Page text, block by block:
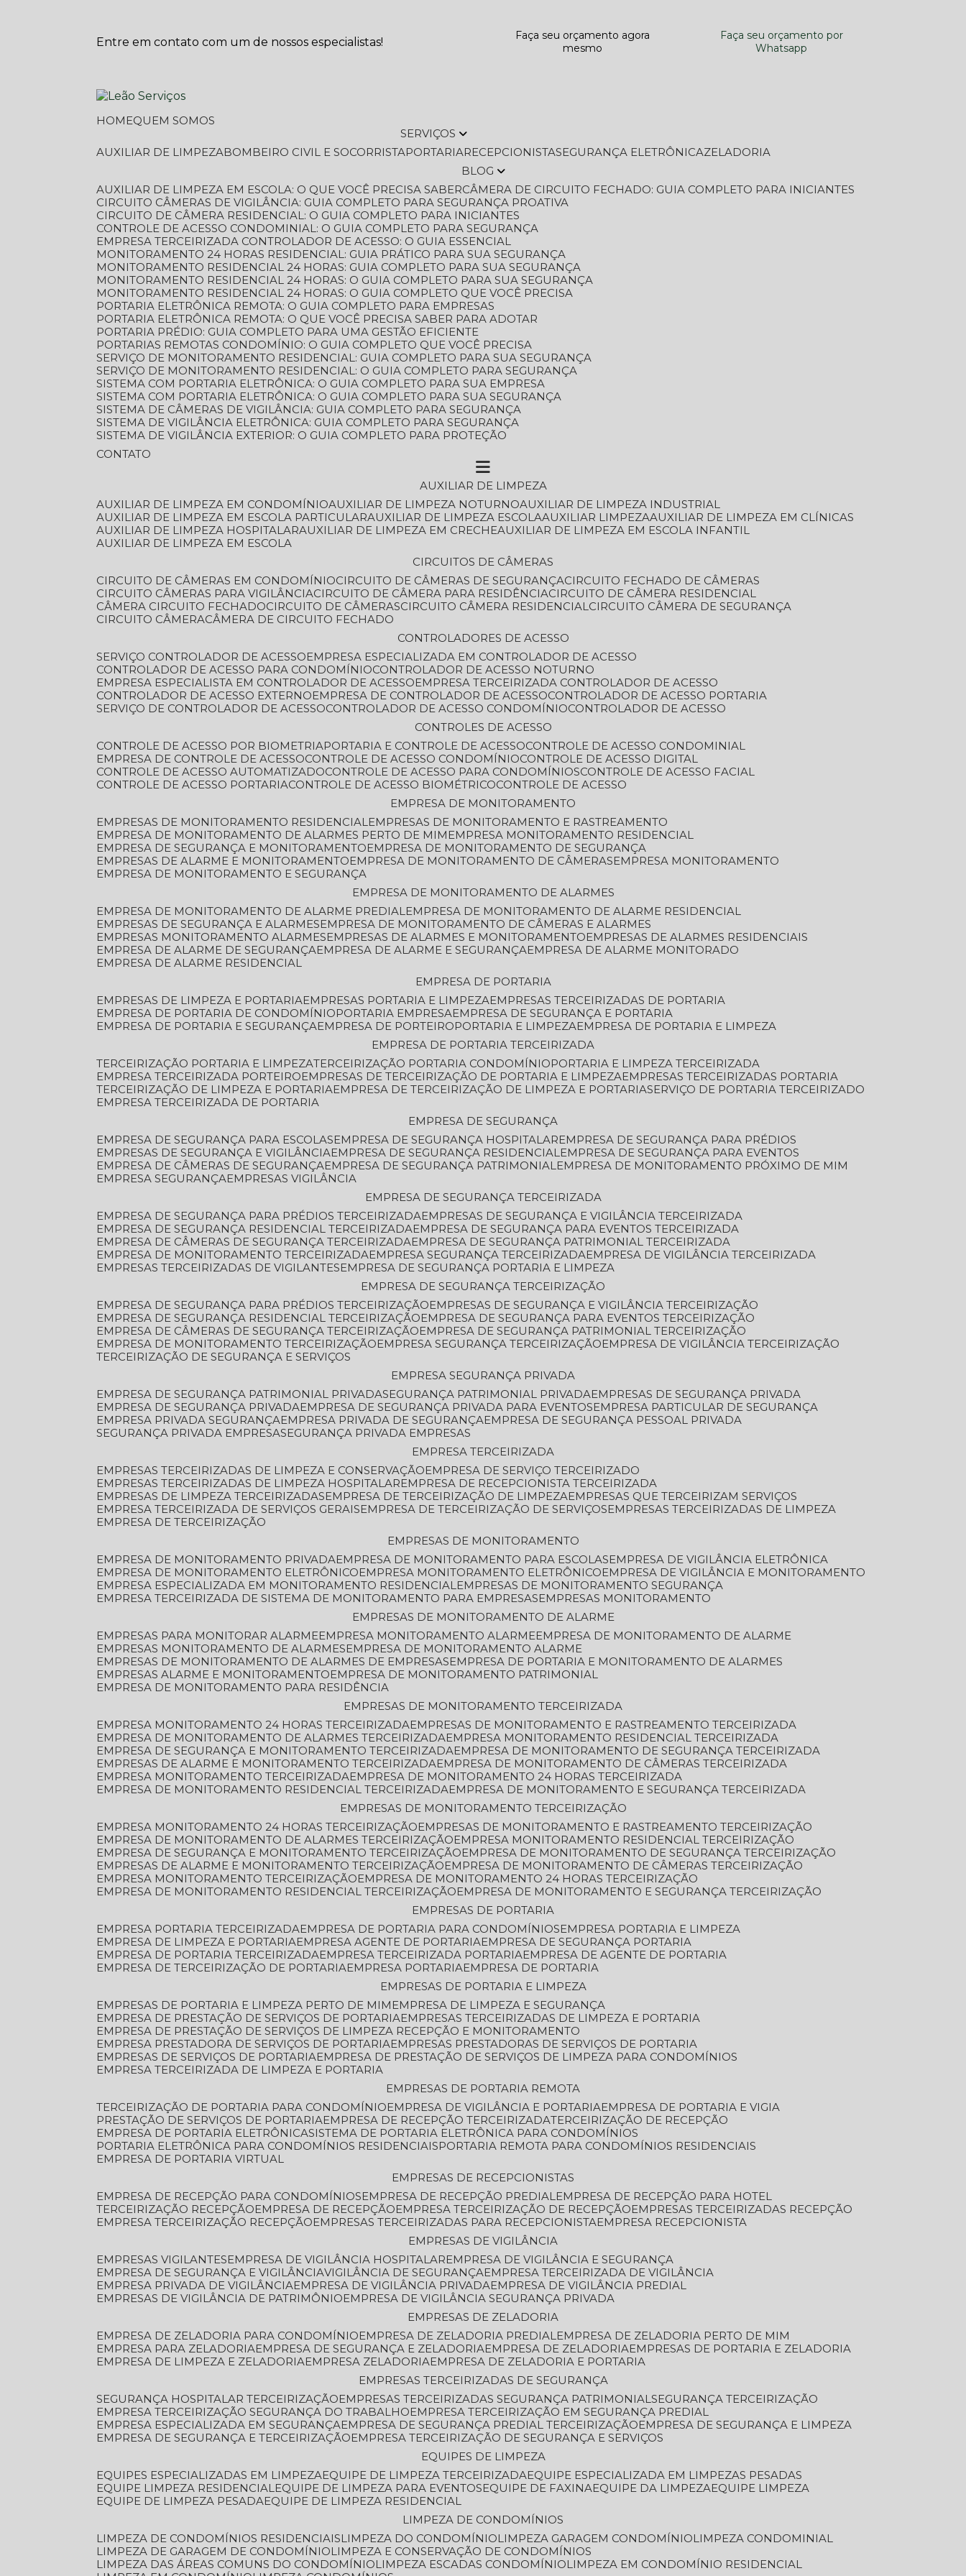
Entre em contato com um de nossos especialistas!
Faça seu orçamento agora
mesmo
Faça seu orçamento por
Whatsapp
HOME
QUEM SOMOS
SERVIÇOS
AUXILIAR DE LIMPEZA
BOMBEIRO CIVIL E SOCORRISTA PORTARIA RECEPCIONISTA SEGURANÇA ELETRÔNICA
ZELADORIA
BLOG
AUXILIAR DE LIMPEZA EM ESCOLA: O QUE VOCÊ PRECISA SABER
CÂMERA DE CIRCUITO FECHADO: GUIA COMPLETO PARA INICIANTES
CIRCUITO CÂMERAS DE VIGILÂNCIA: GUIA COMPLETO PARA SEGURANÇA PROATIVA
CIRCUITO DE CÂMERA RESIDENCIAL: O GUIA COMPLETO PARA INICIANTES
CONTROLE DE ACESSO CONDOMINIAL: O GUIA COMPLETO PARA SEGURANÇA
EMPRESA TERCEIRIZADA CONTROLADOR DE ACESSO: O GUIA ESSENCIAL
MONITORAMENTO 24 HORAS RESIDENCIAL: GUIA PRÁTICO PARA SUA SEGURANÇA
MONITORAMENTO RESIDENCIAL 24 HORAS: GUIA COMPLETO PARA SUA SEGURANÇA
MONITORAMENTO RESIDENCIAL 24 HORAS: O GUIA COMPLETO PARA SUA SEGURANÇA
MONITORAMENTO RESIDENCIAL 24 HORAS: O GUIA COMPLETO QUE VOCÊ PRECISA
PORTARIA ELETRÔNICA REMOTA: O GUIA COMPLETO PARA EMPRESAS
PORTARIA ELETRÔNICA REMOTA: O QUE VOCÊ PRECISA SABER PARA ADOTAR
PORTARIA PRÉDIO: GUIA COMPLETO PARA UMA GESTÃO EFICIENTE
PORTARIAS REMOTAS CONDOMÍNIO: O GUIA COMPLETO QUE VOCÊ PRECISA
SERVIÇO DE MONITORAMENTO RESIDENCIAL: GUIA COMPLETO PARA SUA SEGURANÇA
SERVIÇO DE MONITORAMENTO RESIDENCIAL: O GUIA COMPLETO PARA SEGURANÇA
SISTEMA COM PORTARIA ELETRÔNICA: O GUIA COMPLETO PARA SUA EMPRESA
SISTEMA COM PORTARIA ELETRÔNICA: O GUIA COMPLETO PARA SUA SEGURANÇA
SISTEMA DE CÂMERAS DE VIGILÂNCIA: GUIA COMPLETO PARA SEGURANÇA
SISTEMA DE VIGILÂNCIA ELETRÔNICA: GUIA COMPLETO PARA SEGURANÇA
SISTEMA DE VIGILÂNCIA EXTERIOR: O GUIA COMPLETO PARA PROTEÇÃO
CONTATO
AUXILIAR DE LIMPEZA
AUXILIAR DE LIMPEZA EM CONDOMÍNIO
AUXILIAR DE LIMPEZA NOTURNO
AUXILIAR DE LIMPEZA INDUSTRIAL
AUXILIAR DE LIMPEZA EM ESCOLA PARTICULAR
AUXILIAR DE LIMPEZA ESCOLA AUXILIAR LIMPEZA
AUXILIAR DE LIMPEZA EM CLÍNICAS
AUXILIAR DE LIMPEZA HOSPITALAR
AUXILIAR DE LIMPEZA EM CRECHE
AUXILIAR DE LIMPEZA EM ESCOLA INFANTIL
AUXILIAR DE LIMPEZA EM ESCOLA
CIRCUITOS DE CÂMERAS
CIRCUITO DE CÂMERAS EM CONDOMÍNIO
CIRCUITO DE CÂMERAS DE SEGURANÇA
CIRCUITO FECHADO DE CÂMERAS
CIRCUITO CÂMERAS PARA VIGILÂNCIA
CIRCUITO DE CÂMERA PARA RESIDÊNCIA
CIRCUITO DE CÂMERA RESIDENCIAL
CÂMERA CIRCUITO FECHADO
CIRCUITO DE CÂMERAS CIRCUITO CÂMERA RESIDENCIAL
CIRCUITO CÂMERA DE SEGURANÇA
CIRCUITO CÂMERA
CÂMERA DE CIRCUITO FECHADO
CONTROLADORES DE ACESSO
SERVIÇO CONTROLADOR DE ACESSO
EMPRESA ESPECIALIZADA EM CONTROLADOR DE ACESSO
CONTROLADOR DE ACESSO PARA CONDOMÍNIO
CONTROLADOR DE ACESSO NOTURNO
EMPRESA ESPECIALISTA EM CONTROLADOR DE ACESSO
EMPRESA TERCEIRIZADA CONTROLADOR DE ACESSO
CONTROLADOR DE ACESSO EXTERNO
EMPRESA DE CONTROLADOR DE ACESSO
CONTROLADOR DE ACESSO PORTARIA
SERVIÇO DE CONTROLADOR DE ACESSO
CONTROLADOR DE ACESSO CONDOMÍNIO
CONTROLADOR DE ACESSO
CONTROLES DE ACESSO
CONTROLE DE ACESSO POR BIOMETRIA
PORTARIA E CONTROLE DE ACESSO
CONTROLE DE ACESSO CONDOMINIAL
EMPRESA DE CONTROLE DE ACESSO
CONTROLE DE ACESSO CONDOMÍNIO
CONTROLE DE ACESSO DIGITAL
CONTROLE DE ACESSO AUTOMATIZADO
CONTROLE DE ACESSO PARA CONDOMÍNIOS
CONTROLE DE ACESSO FACIAL
CONTROLE DE ACESSO PORTARIA CONTROLE DE ACESSO BIOMÉTRICO
CONTROLE DE ACESSO
EMPRESA DE MONITORAMENTO
EMPRESAS DE MONITORAMENTO RESIDENCIAL
EMPRESAS DE MONITORAMENTO E RASTREAMENTO
EMPRESA DE MONITORAMENTO DE ALARMES PERTO DE MIM
EMPRESA MONITORAMENTO RESIDENCIAL
EMPRESA DE SEGURANÇA E MONITORAMENTO
EMPRESA DE MONITORAMENTO DE SEGURANÇA
EMPRESAS DE ALARME E MONITORAMENTO
EMPRESA DE MONITORAMENTO DE CÂMERAS
EMPRESA MONITORAMENTO
EMPRESA DE MONITORAMENTO E SEGURANÇA
EMPRESA DE MONITORAMENTO DE ALARMES
EMPRESA DE MONITORAMENTO DE ALARME PREDIAL
EMPRESA DE MONITORAMENTO DE ALARME RESIDENCIAL
EMPRESAS DE SEGURANÇA E ALARMES
EMPRESA DE MONITORAMENTO DE CÂMERAS E ALARMES
EMPRESAS MONITORAMENTO ALARMES
EMPRESAS DE ALARMES E MONITORAMENTO
EMPRESAS DE ALARMES RESIDENCIAIS
EMPRESA DE ALARME DE SEGURANÇA
EMPRESA DE ALARME E SEGURANÇA
EMPRESA DE ALARME MONITORADO
EMPRESA DE ALARME RESIDENCIAL
EMPRESA DE PORTARIA
EMPRESAS DE LIMPEZA E PORTARIA
EMPRESAS PORTARIA E LIMPEZA
EMPRESAS TERCEIRIZADAS DE PORTARIA
EMPRESA DE PORTARIA DE CONDOMÍNIO
PORTARIA EMPRESA
EMPRESA DE SEGURANÇA E PORTARIA
EMPRESA DE PORTARIA E SEGURANÇA
EMPRESA DE PORTEIRO PORTARIA E LIMPEZA
EMPRESA DE PORTARIA E LIMPEZA
EMPRESA DE PORTARIA TERCEIRIZADA
TERCEIRIZAÇÃO PORTARIA E LIMPEZA TERCEIRIZAÇÃO PORTARIA CONDOMÍNIO
PORTARIA E LIMPEZA TERCEIRIZADA
EMPRESA TERCEIRIZADA PORTEIRO
EMPRESAS DE TERCEIRIZAÇÃO DE PORTARIA E LIMPEZA
EMPRESAS TERCEIRIZADAS PORTARIA
TERCEIRIZAÇÃO DE LIMPEZA E PORTARIA
EMPRESA DE TERCEIRIZAÇÃO DE LIMPEZA E PORTARIA SERVIÇO DE PORTARIA TERCEIRIZADO
EMPRESA TERCEIRIZADA DE PORTARIA
EMPRESA DE SEGURANÇA
EMPRESA DE SEGURANÇA PARA ESCOLAS
EMPRESA DE SEGURANÇA HOSPITALAR
EMPRESA DE SEGURANÇA PARA PRÉDIOS
EMPRESAS DE SEGURANÇA E VIGILÂNCIA
EMPRESA DE SEGURANÇA RESIDENCIAL
EMPRESA DE SEGURANÇA PARA EVENTOS
EMPRESA DE CÂMERAS DE SEGURANÇA
EMPRESA DE SEGURANÇA PATRIMONIAL
EMPRESA DE MONITORAMENTO PRÓXIMO DE MIM
EMPRESA SEGURANÇA
EMPRESAS VIGILÂNCIA
EMPRESA DE SEGURANÇA TERCEIRIZADA
EMPRESA DE SEGURANÇA PARA PRÉDIOS TERCEIRIZADA
EMPRESAS DE SEGURANÇA E VIGILÂNCIA TERCEIRIZADA
EMPRESA DE SEGURANÇA RESIDENCIAL TERCEIRIZADA
EMPRESA DE SEGURANÇA PARA EVENTOS TERCEIRIZADA
EMPRESA DE CÂMERAS DE SEGURANÇA TERCEIRIZADA
EMPRESA DE SEGURANÇA PATRIMONIAL TERCEIRIZADA
EMPRESA DE MONITORAMENTO TERCEIRIZADA
EMPRESA SEGURANÇA TERCEIRIZADA
EMPRESA DE VIGILÂNCIA TERCEIRIZADA
EMPRESAS TERCEIRIZADAS DE VIGILANTES
EMPRESA DE SEGURANÇA PORTARIA E LIMPEZA
EMPRESA DE SEGURANÇA TERCEIRIZAÇÃO
EMPRESA DE SEGURANÇA PARA PRÉDIOS TERCEIRIZAÇÃO
EMPRESAS DE SEGURANÇA E VIGILÂNCIA TERCEIRIZAÇÃO
EMPRESA DE SEGURANÇA RESIDENCIAL TERCEIRIZAÇÃO
EMPRESA DE SEGURANÇA PARA EVENTOS TERCEIRIZAÇÃO
EMPRESA DE CÂMERAS DE SEGURANÇA TERCEIRIZAÇÃO
EMPRESA DE SEGURANÇA PATRIMONIAL TERCEIRIZAÇÃO
EMPRESA DE MONITORAMENTO TERCEIRIZAÇÃO
EMPRESA SEGURANÇA TERCEIRIZAÇÃO
EMPRESA DE VIGILÂNCIA TERCEIRIZAÇÃO
TERCEIRIZAÇÃO DE SEGURANÇA E SERVIÇOS
EMPRESA SEGURANÇA PRIVADA
EMPRESA DE SEGURANÇA PATRIMONIAL PRIVADA SEGURANÇA PATRIMONIAL PRIVADA
EMPRESAS DE SEGURANÇA PRIVADA
EMPRESA DE SEGURANÇA PRIVADA
EMPRESA DE SEGURANÇA PRIVADA PARA EVENTOS
EMPRESA PARTICULAR DE SEGURANÇA
EMPRESA PRIVADA SEGURANÇA
EMPRESA PRIVADA DE SEGURANÇA
EMPRESA DE SEGURANÇA PESSOAL PRIVADA
SEGURANÇA PRIVADA EMPRESA SEGURANÇA PRIVADA EMPRESAS
EMPRESA TERCEIRIZADA
EMPRESAS TERCEIRIZADAS DE LIMPEZA E CONSERVAÇÃO
EMPRESA DE SERVIÇO TERCEIRIZADO
EMPRESAS TERCEIRIZADAS DE LIMPEZA HOSPITALAR
EMPRESA DE RECEPCIONISTA TERCEIRIZADA
EMPRESAS DE LIMPEZA TERCEIRIZADAS
EMPRESA DE TERCEIRIZAÇÃO DE LIMPEZA
EMPRESAS QUE TERCEIRIZAM SERVIÇOS
EMPRESA TERCEIRIZADA DE SERVIÇOS GERAIS
EMPRESA DE TERCEIRIZAÇÃO DE SERVIÇOS
EMPRESAS TERCEIRIZADAS DE LIMPEZA
EMPRESA DE TERCEIRIZAÇÃO
EMPRESAS DE MONITORAMENTO
EMPRESA DE MONITORAMENTO PRIVADA
EMPRESA DE MONITORAMENTO PARA ESCOLAS
EMPRESA DE VIGILÂNCIA ELETRÔNICA
EMPRESA DE MONITORAMENTO ELETRÔNICO
EMPRESA MONITORAMENTO ELETRÔNICO
EMPRESA DE VIGILÂNCIA E MONITORAMENTO
EMPRESA ESPECIALIZADA EM MONITORAMENTO RESIDENCIAL
EMPRESAS DE MONITORAMENTO SEGURANÇA
EMPRESA TERCEIRIZADA DE SISTEMA DE MONITORAMENTO PARA EMPRESAS
EMPRESAS MONITORAMENTO
EMPRESAS DE MONITORAMENTO DE ALARME
EMPRESAS PARA MONITORAR ALARME
EMPRESA MONITORAMENTO ALARME
EMPRESA DE MONITORAMENTO DE ALARME
EMPRESAS MONITORAMENTO DE ALARMES
EMPRESA DE MONITORAMENTO ALARME
EMPRESAS DE MONITORAMENTO DE ALARMES DE EMPRESAS
EMPRESA DE PORTARIA E MONITORAMENTO DE ALARMES
EMPRESAS ALARME E MONITORAMENTO
EMPRESA DE MONITORAMENTO PATRIMONIAL
EMPRESA DE MONITORAMENTO PARA RESIDÊNCIA
EMPRESAS DE MONITORAMENTO TERCEIRIZADA
EMPRESA MONITORAMENTO 24 HORAS TERCEIRIZADA
EMPRESAS DE MONITORAMENTO E RASTREAMENTO TERCEIRIZADA
EMPRESA DE MONITORAMENTO DE ALARMES TERCEIRIZADA
EMPRESA MONITORAMENTO RESIDENCIAL TERCEIRIZADA
EMPRESA DE SEGURANÇA E MONITORAMENTO TERCEIRIZADA
EMPRESA DE MONITORAMENTO DE SEGURANÇA TERCEIRIZADA
EMPRESAS DE ALARME E MONITORAMENTO TERCEIRIZADA
EMPRESA DE MONITORAMENTO DE CÂMERAS TERCEIRIZADA
EMPRESA MONITORAMENTO TERCEIRIZADA
EMPRESA DE MONITORAMENTO 24 HORAS TERCEIRIZADA
EMPRESA DE MONITORAMENTO RESIDENCIAL TERCEIRIZADA
EMPRESA DE MONITORAMENTO E SEGURANÇA TERCEIRIZADA
EMPRESAS DE MONITORAMENTO TERCEIRIZAÇÃO
EMPRESA MONITORAMENTO 24 HORAS TERCEIRIZAÇÃO
EMPRESAS DE MONITORAMENTO E RASTREAMENTO TERCEIRIZAÇÃO
EMPRESA DE MONITORAMENTO DE ALARMES TERCEIRIZAÇÃO
EMPRESA MONITORAMENTO RESIDENCIAL TERCEIRIZAÇÃO
EMPRESA DE SEGURANÇA E MONITORAMENTO TERCEIRIZAÇÃO
EMPRESA DE MONITORAMENTO DE SEGURANÇA TERCEIRIZAÇÃO
EMPRESAS DE ALARME E MONITORAMENTO TERCEIRIZAÇÃO
EMPRESA DE MONITORAMENTO DE CÂMERAS TERCEIRIZAÇÃO
EMPRESA MONITORAMENTO TERCEIRIZAÇÃO
EMPRESA DE MONITORAMENTO 24 HORAS TERCEIRIZAÇÃO
EMPRESA DE MONITORAMENTO RESIDENCIAL TERCEIRIZAÇÃO
EMPRESA DE MONITORAMENTO E SEGURANÇA TERCEIRIZAÇÃO
EMPRESAS DE PORTARIA
EMPRESA PORTARIA TERCEIRIZADA
EMPRESA DE PORTARIA PARA CONDOMÍNIOS
EMPRESA PORTARIA E LIMPEZA
EMPRESA DE LIMPEZA E PORTARIA
EMPRESA AGENTE DE PORTARIA
EMPRESA DE SEGURANÇA PORTARIA
EMPRESA DE PORTARIA TERCEIRIZADA
EMPRESA TERCEIRIZADA PORTARIA
EMPRESA DE AGENTE DE PORTARIA
EMPRESA DE TERCEIRIZAÇÃO DE PORTARIA
EMPRESA PORTARIA
EMPRESA DE PORTARIA
EMPRESAS DE PORTARIA E LIMPEZA
EMPRESAS DE PORTARIA E LIMPEZA PERTO DE MIM
EMPRESA DE LIMPEZA E SEGURANÇA
EMPRESA DE PRESTAÇÃO DE SERVIÇOS DE PORTARIA
EMPRESAS TERCEIRIZADAS DE LIMPEZA E PORTARIA
EMPRESA DE PRESTAÇÃO DE SERVIÇOS DE LIMPEZA RECEPÇÃO E MONITORAMENTO
EMPRESA PRESTADORA DE SERVIÇOS DE PORTARIA
EMPRESAS PRESTADORAS DE SERVIÇOS DE PORTARIA
EMPRESAS DE SERVIÇOS DE PORTARIA
EMPRESA DE PRESTAÇÃO DE SERVIÇOS DE LIMPEZA PARA CONDOMÍNIOS
EMPRESA TERCEIRIZADA DE LIMPEZA E PORTARIA
EMPRESAS DE PORTARIA REMOTA
TERCEIRIZAÇÃO DE PORTARIA PARA CONDOMÍNIO
EMPRESA DE VIGILÂNCIA E PORTARIA
EMPRESA DE PORTARIA E VIGIA
PRESTAÇÃO DE SERVIÇOS DE PORTARIA
EMPRESA DE RECEPÇÃO TERCEIRIZADA TERCEIRIZAÇÃO DE RECEPÇÃO
EMPRESA DE PORTARIA ELETRÔNICA SISTEMA DE PORTARIA ELETRÔNICA PARA CONDOMÍNIOS
PORTARIA ELETRÔNICA PARA CONDOMÍNIOS RESIDENCIAIS
PORTARIA REMOTA PARA CONDOMÍNIOS RESIDENCIAIS
EMPRESA DE PORTARIA VIRTUAL
EMPRESAS DE RECEPCIONISTAS
EMPRESA DE RECEPÇÃO PARA CONDOMÍNIOS
EMPRESA DE RECEPÇÃO PREDIAL
EMPRESA DE RECEPÇÃO PARA HOTEL
TERCEIRIZAÇÃO RECEPÇÃO
EMPRESA DE RECEPÇÃO EMPRESA TERCEIRIZAÇÃO DE RECEPÇÃO
EMPRESAS TERCEIRIZADAS RECEPÇÃO
EMPRESA TERCEIRIZAÇÃO RECEPÇÃO
EMPRESAS TERCEIRIZADAS PARA RECEPCIONISTA
EMPRESA RECEPCIONISTA
EMPRESAS DE VIGILÂNCIA
EMPRESAS VIGILANTES
EMPRESA DE VIGILÂNCIA HOSPITALAR
EMPRESA DE VIGILÂNCIA E SEGURANÇA
EMPRESA DE SEGURANÇA E VIGILÂNCIA VIGILÂNCIA DE SEGURANÇA
EMPRESA TERCEIRIZADA DE VIGILÂNCIA
EMPRESA PRIVADA DE VIGILÂNCIA
EMPRESA DE VIGILÂNCIA PRIVADA
EMPRESA DE VIGILÂNCIA PREDIAL
EMPRESAS DE VIGILÂNCIA DE PATRIMÔNIO
EMPRESA DE VIGILÂNCIA SEGURANÇA PRIVADA
EMPRESAS DE ZELADORIA
EMPRESA DE ZELADORIA PARA CONDOMÍNIO
EMPRESA DE ZELADORIA PREDIAL
EMPRESA DE ZELADORIA PERTO DE MIM
EMPRESA PARA ZELADORIA
EMPRESA DE SEGURANÇA E ZELADORIA EMPRESA DE ZELADORIA
EMPRESAS DE PORTARIA E ZELADORIA
EMPRESA DE LIMPEZA E ZELADORIA
EMPRESA ZELADORIA
EMPRESA DE ZELADORIA E PORTARIA
EMPRESAS TERCEIRIZADAS DE SEGURANÇA
SEGURANÇA HOSPITALAR TERCEIRIZAÇÃO
EMPRESAS TERCEIRIZADAS SEGURANÇA PATRIMONIAL SEGURANÇA TERCEIRIZAÇÃO
EMPRESA TERCEIRIZAÇÃO SEGURANÇA DO TRABALHO
EMPRESA TERCEIRIZAÇÃO EM SEGURANÇA PREDIAL
EMPRESA ESPECIALIZADA EM SEGURANÇA
EMPRESA DE SEGURANÇA PREDIAL TERCEIRIZAÇÃO
EMPRESA DE SEGURANÇA E LIMPEZA
EMPRESA DE SEGURANÇA E TERCEIRIZAÇÃO
EMPRESA TERCEIRIZAÇÃO DE SEGURANÇA E SERVIÇOS
EQUIPES DE LIMPEZA
EQUIPES ESPECIALIZADAS EM LIMPEZA EQUIPE DE LIMPEZA TERCEIRIZADA EQUIPE ESPECIALIZADA EM LIMPEZAS PESADAS
EQUIPE LIMPEZA RESIDENCIAL EQUIPE DE LIMPEZA PARA EVENTOS EQUIPE DE FAXINA EQUIPE DA LIMPEZA EQUIPE LIMPEZA
EQUIPE DE LIMPEZA PESADA EQUIPE DE LIMPEZA RESIDENCIAL
LIMPEZA DE CONDOMÍNIOS
LIMPEZA DE CONDOMÍNIOS RESIDENCIAIS
LIMPEZA DO CONDOMÍNIO LIMPEZA GARAGEM CONDOMÍNIO
LIMPEZA CONDOMINIAL
LIMPEZA DE GARAGEM DE CONDOMÍNIO
LIMPEZA E CONSERVAÇÃO DE CONDOMÍNIOS
LIMPEZA DAS ÁREAS COMUNS DO CONDOMÍNIO
LIMPEZA ESCADAS CONDOMÍNIO
LIMPEZA EM CONDOMÍNIO RESIDENCIAL